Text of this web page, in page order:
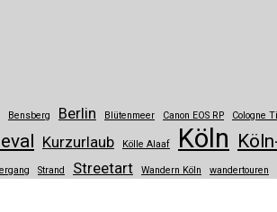
Bensberg Berlin Blütenmeer Canon EOS RP Cologne
Kurzurlaub Kölle Alaaf Köln
Strand Streetart Wandern Köln wandertouren